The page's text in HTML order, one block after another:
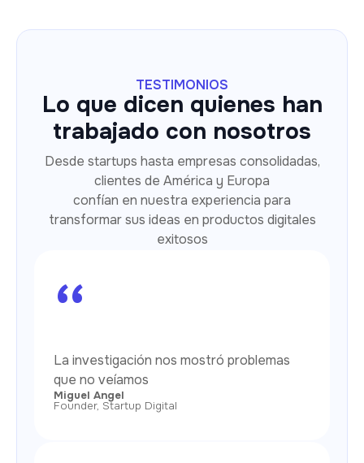
TESTIMONIOS
Lo que dicen quienes han
trabajado con nosotros
Desde startups hasta empresas consolidadas,
clientes de América y Europa
confían en nuestra experiencia para
transformar sus ideas en productos digitales
exitosos
“
La investigación nos mostró problemas
que no veíamos
Miguel Angel
Founder, Startup Digital